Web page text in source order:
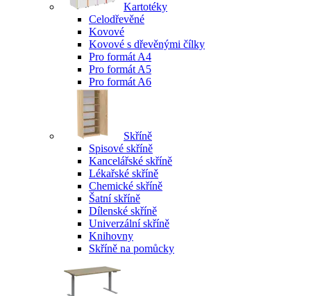
Kartotéky
Celodřevěné
Kovové
Kovové s dřevěnými čílky
Pro formát A4
Pro formát A5
Pro formát A6
Skříně
Spisové skříně
Kancelářské skříně
Lékařské skříně
Chemické skříně
Šatní skříně
Dílenské skříně
Univerzální skříně
Knihovny
Skříně na pomůcky